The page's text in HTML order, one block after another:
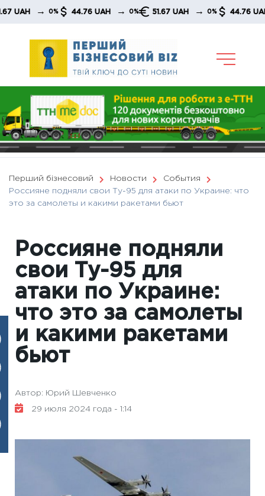
Skip
→ 0% 44.76 UAH → 0% 51.67 UAH → 0% 44.76 UAH →
Перший бізнесовий Новости
События
Россияне подняли свои Ту-95 для атаки по Украине: что
это за самолеты и какими ракетами бьют
Россияне подняли
свои Ту-95 для
атаки по Украине:
что это за самолеты
и какими ракетами
бьют
Автор: Юрий Шевченко
29 июля 2024 года - 1:14